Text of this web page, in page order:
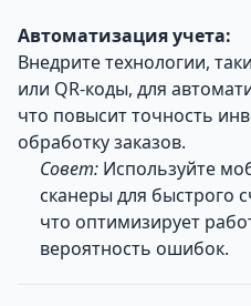
Автоматизация учета:
Внедрите технологии,
или QR-коды, для
что повысит точность
обработку заказов.
Совет: Используйте
сканеры для быстрого
что оптимизирует
вероятность ошибок.